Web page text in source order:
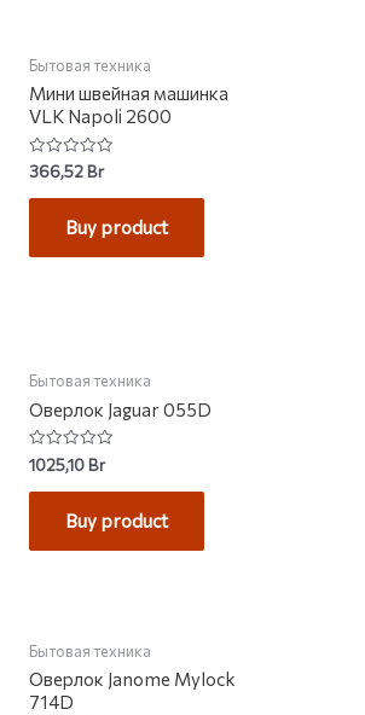
Бытовая техника
Мини швейная машинка
VLK Napoli 2600
Rated
0
out
366,52Br
Buy product
Бытовая техника
Оверлок Jaguar 055D
Rated
0
out
1025,10Br
Buy product
Бытовая техника
Оверлок Janome Mylock
714D